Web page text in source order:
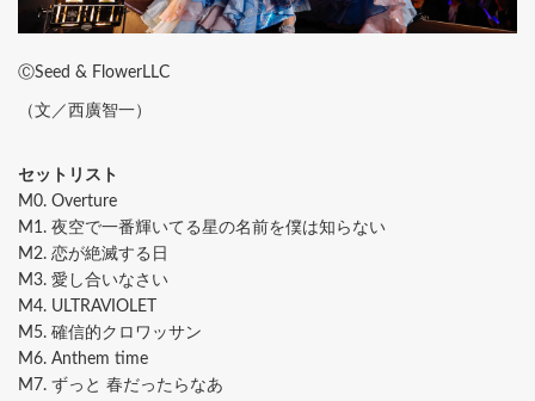
ⒸSeed & FlowerLLC
（文／西廣智一）
セットリスト
M0. Overture
M1. 夜空で一番輝いてる星の名前を僕は知らない
M2. 恋が絶滅する日
M3. 愛し合いなさい
M4. ULTRAVIOLET
M5. 確信的クロワッサン
M6. Anthem time
M7. ずっと 春だったらなあ